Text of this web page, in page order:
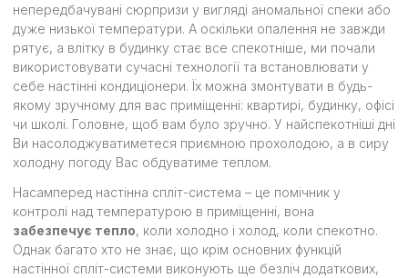
непередбачувані сюрпризи у вигляді аномальної спеки або
дуже низької температури. А оскільки опалення не завжди
рятує, а влітку в будинку стає все спекотніше, ми почали
використовувати сучасні технології та встановлювати у
себе настінні кондиціонери. Їх можна змонтувати в будь-
якому зручному для вас приміщенні: квартирі, будинку, офісі
чи школі. Головне, щоб вам було зручно. У найспекотніші дні
Ви насолоджуватиметеся приємною прохолодою, а в сиру
холодну погоду Вас обдуватиме теплом.
Насамперед настінна спліт-система – це помічник у
контролі над температурою в приміщенні, вона
забезпечує тепло, коли холодно і холод, коли спекотно.
Однак багато хто не знає, що крім основних функцій
настінної спліт-системи виконують ще безліч додаткових,